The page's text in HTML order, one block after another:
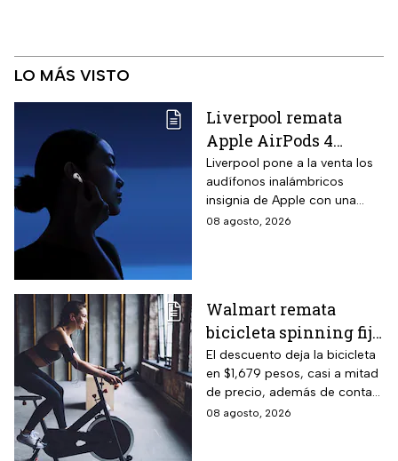
LO MÁS VISTO
Liverpool remata
Apple AirPods 4
inalámbricos con 20%
descuento y hasta 16
MSI
Liverpool pone a la venta los
audífonos inalámbricos
insignia de Apple con una
rebaja considerable y
08 agosto, 2026
Walmart remata
bicicleta spinning fija
con monitoreo de
velocidad, calorías y
pulso, ideal para hacer
cardio en casa
El descuento deja la bicicleta
en $1,679 pesos, casi a mitad
de precio, además de contar
el beneficio de meses sin
08 agosto, 2026